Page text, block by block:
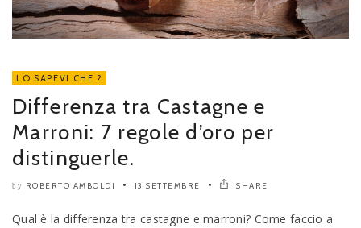
LO SAPEVI CHE ?
Differenza tra Castagne e
Marroni: 7 regole d’oro per
distinguerle.
by ROBERTO AMBOLDI 13 SETTEMBRE SHARE
Qual è la differenza tra castagne e marroni? Come faccio a